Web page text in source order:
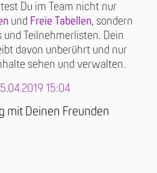
Du im Team nicht nur
und Freie Tabellen, sondern
und Teilnehmerlisten. Dein
davon unberührt und nur
sehen und verwalten.
15:04
mit Deinen Freunden